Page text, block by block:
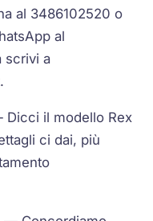
al 3486102520 o
al
scrivi a
.
il modello Rex
ci dai, più